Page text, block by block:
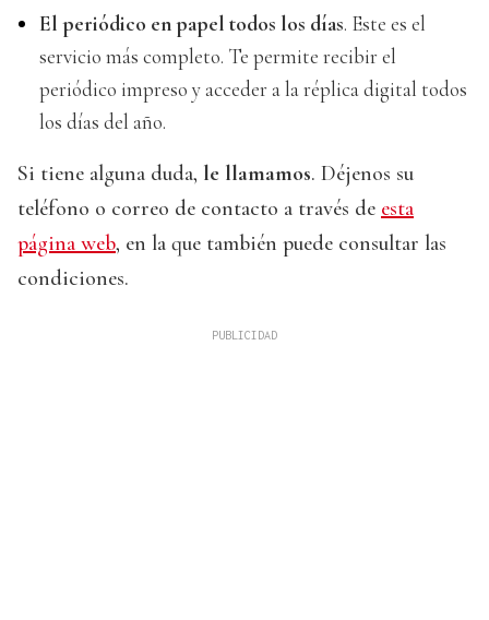
El periódico en papel todos los días. Este es el
servicio más completo. Te permite recibir el
periódico impreso y acceder a la réplica digital todos
los días del año.
Si tiene alguna duda, le llamamos. Déjenos su
teléfono o correo de contacto a través de esta
página web, en la que también puede consultar las
condiciones.